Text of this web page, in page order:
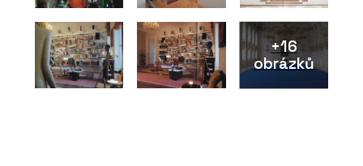
+16
obrázků